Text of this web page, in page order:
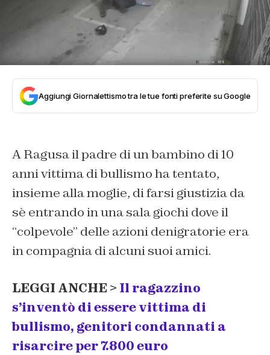
Aggiungi Giornalettismo tra le tue fonti preferite su Google
A Ragusa il padre di un bambino di 10
anni vittima di bullismo ha tentato,
insieme alla moglie, di farsi giustizia da
sè entrando in una sala giochi dove il
“colpevole” delle azioni denigratorie era
in compagnia di alcuni suoi amici.
LEGGI ANCHE > Il ragazzino
s’inventò di essere vittima di
bullismo, genitori condannati a
risarcire per 7.800 euro